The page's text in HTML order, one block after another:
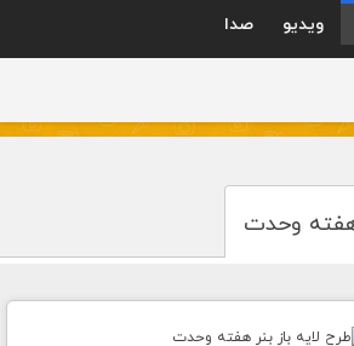
ویدیو صدا
هفته وحدت